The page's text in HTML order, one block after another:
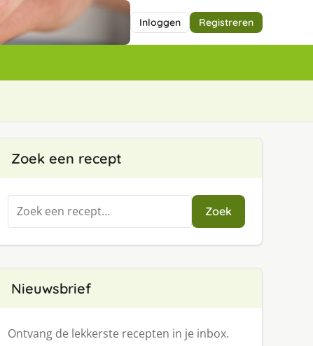
Inloggen Registreren
Zoek een recept
Zoeken
naar:
Zoek
Nieuwsbrief
Ontvang de lekkerste recepten in je inbox.